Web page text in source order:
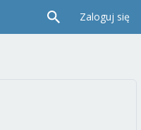
Zaloguj się